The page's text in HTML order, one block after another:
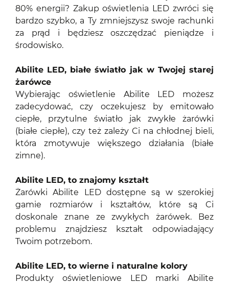
80% energii? Zakup oświetlenia LED zwróci się
bardzo szybko, a Ty zmniejszysz swoje rachunki
za prąd i będziesz oszczędzać pieniądze i
środowisko.
Abilite LED, białe światło jak w Twojej starej
żarówce
Wybierając oświetlenie Abilite LED możesz
zadecydować, czy oczekujesz by emitowało
ciepłe, przytulne światło jak zwykłe żarówki
(białe ciepłe), czy też zależy Ci na chłodnej bieli,
która zmotywuje większego działania (białe
zimne).
Abilite LED, to znajomy kształt
Żarówki Abilite LED dostępne są w szerokiej
gamie rozmiarów i kształtów, które są Ci
doskonale znane ze zwykłych żarówek. Bez
problemu znajdziesz kształt odpowiadający
Twoim potrzebom.
Abilite LED, to wierne i naturalne kolory
Produkty oświetleniowe LED marki Abilite